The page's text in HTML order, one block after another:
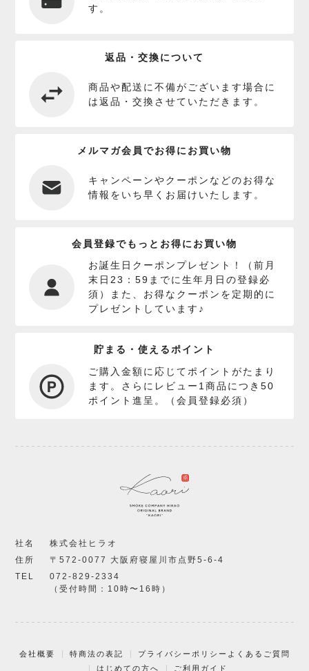
す。
返品・交換について
商品や配送に不備がございます場合に
は返品・交換させていただきます。
メルマガ会員でお得にお買い物
キャンペーンやクーポンなどのお得な
情報をいち早くお届けいたします。
会員登録でもっとお得にお買い物
お誕生日クーポンプレゼント！（前月
末日23：59までに生年月日の登録必
須）また、お得なクーポンを定期的に
プレゼントしています♪
貯まる・使えるポイント
ご購入金額に応じてポイントがたまり
ます。さらにレビュー1商品につき50
ポイント進呈。（会員登録必須）
社名
株式会社ヒラオ
住所
〒572-0077 大阪府寝屋川市点野5-6-4
TEL
072-829-2334
（受付時間：10時〜16時）
会社概要 特商法の表記 プライバシーポリシー よくあるご質問
はじめての方へ
ご利用ガイド